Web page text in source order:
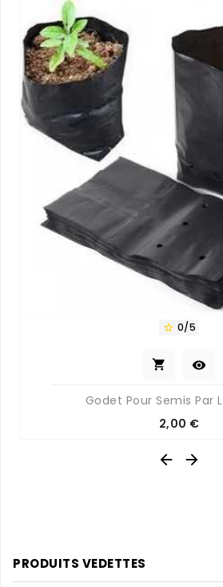
 0/5
 
Godet Pour Semis Par
Prix
2,00 €
 
PRODUITS VEDETTES